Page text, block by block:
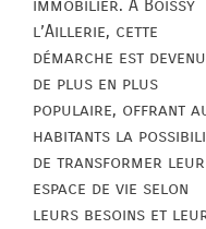
immobilier. À Boissy
l’Aillerie, cette
démarche est
de plus en plus
populaire, offrant
habitants la
de transformer leur
espace de vie selon
leurs besoins et